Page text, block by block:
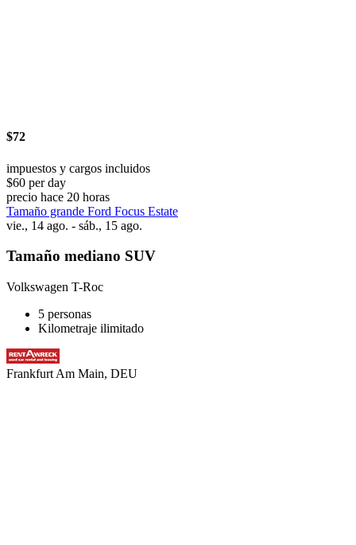
$72
impuestos y cargos incluidos
$60 per day
precio hace 20 horas
Tamaño grande Ford Focus Estate
vie., 14 ago. - sáb., 15 ago.
Tamaño mediano SUV
Volkswagen T-Roc
5 personas
Kilometraje ilimitado
Frankfurt Am Main, DEU